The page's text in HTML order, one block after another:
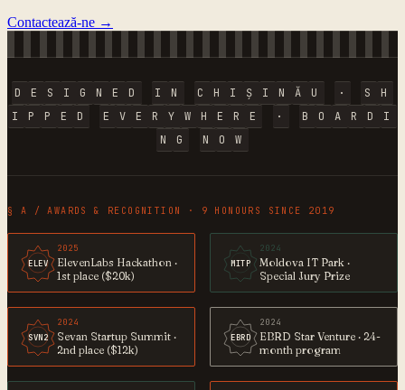
Contactează-ne →
D E S I G N E D I N C H I Ș I N Ă U · S
H
I
P P E D E V E R Y W H E R E · B O A R D
I
N
G N O W
§ A / AWARDS & RECOGNITION · 9 HONOURS SINCE 2019
ELEV
2025
ElevenLabs Hackathon ·
1st place ($20k)
MITP
2024
Moldova IT Park ·
Special Jury Prize
SVN2
2024
Sevan Startup Summit ·
2nd place ($12k)
EBRD
2024
EBRD Star Venture · 24-
month program